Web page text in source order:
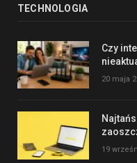
TECHNOLOGIA
Czy
20 maja
19